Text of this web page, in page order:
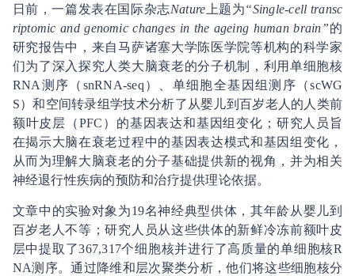
日前，一篇发表在国际杂志Nature 上题为“Single-cell transc
riptomic and genomic changes in the ageing human brain”的
研究报告中，来自马萨诸塞大学陈医学院等机构的科学家
们为了深入探究人类大脑衰老的分子机制，利用单细胞核
RNA测序（snRNA-seq）、单细胞全基因组测序（scWG
S）和空间转录组学技术分析了从婴儿到百岁老人的人类前
额叶皮层（PFC）的基因表达和基因组变化；研究人员旨
在揭示大脑在衰老过程中的基因表达模式和基因组变化，
从而为理解大脑衰老的分子基础提供新的视角，并为相关
神经退行性疾病的预防和治疗提供理论依据。
文章中的实验对象为19名神经典型供体，其年龄从婴儿到
百岁老人不等；研究人员从这些供体的新鲜冷冻前额叶皮
层中提取了367,317个细胞核并进行了高质量的单细胞核R
NA测序。通过降维和层次聚类分析，他们将这些细胞核分